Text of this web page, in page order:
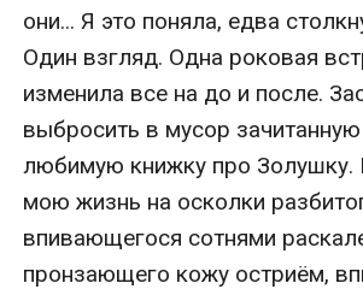
они... Я это поняла, едва
Один взгляд. Одна роковая
изменила все на до и после.
выбросить в мусор
любимую книжку про Золушку.
мою жизнь на осколки
впивающегося сотнями
пронзающего кожу остриём,